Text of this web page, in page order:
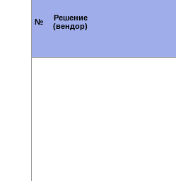
№
Решение
(вендор)